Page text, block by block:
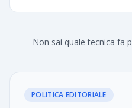
Non sai quale tecnica fa
POLITICA EDITORIALE